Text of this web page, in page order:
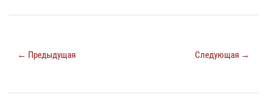
← Предыдущая Следующая →